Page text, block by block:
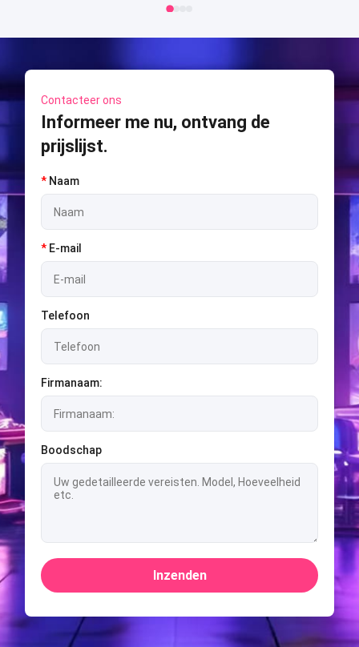
Contacteer ons
Informeer me nu, ontvang de
prijslijst.
* Naam
* E-mail
Telefoon
Firmanaam:
Boodschap
Inzenden